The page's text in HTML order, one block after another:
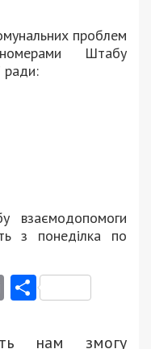
проблем
Штабу
ради:
взаємодопомоги
з понеділка по
Email
нам змогу